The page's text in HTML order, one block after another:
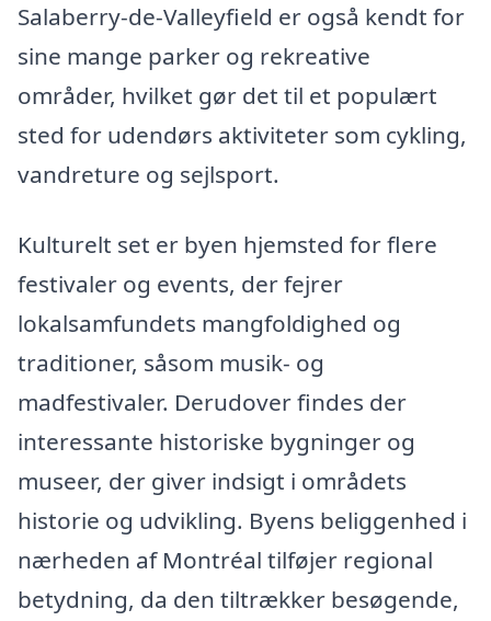
Salaberry-de-Valleyfield er også kendt for
sine mange parker og rekreative
områder, hvilket gør det til et populært
sted for udendørs aktiviteter som cykling,
vandreture og sejlsport.
Kulturelt set er byen hjemsted for flere
festivaler og events, der fejrer
lokalsamfundets mangfoldighed og
traditioner, såsom musik- og
madfestivaler. Derudover findes der
interessante historiske bygninger og
museer, der giver indsigt i områdets
historie og udvikling. Byens beliggenhed i
nærheden af Montréal tilføjer regional
betydning, da den tiltrækker besøgende,